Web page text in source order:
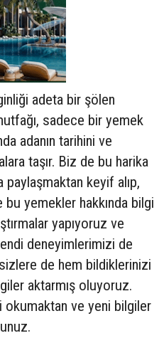
adeta bir şölen
sadece bir yemek
adanın tarihini ve
taşır. Biz de bu harika
keyif alıp,
yemekler hakkında bilgi
yapıyoruz ve
deneyimlerimizi de
de hem bildiklerinizi
aktarmış oluyoruz.
okumaktan ve yeni bilgiler